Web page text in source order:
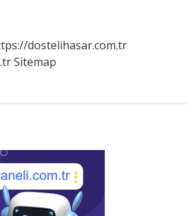
dostelihasar.com.tr
Sitemap